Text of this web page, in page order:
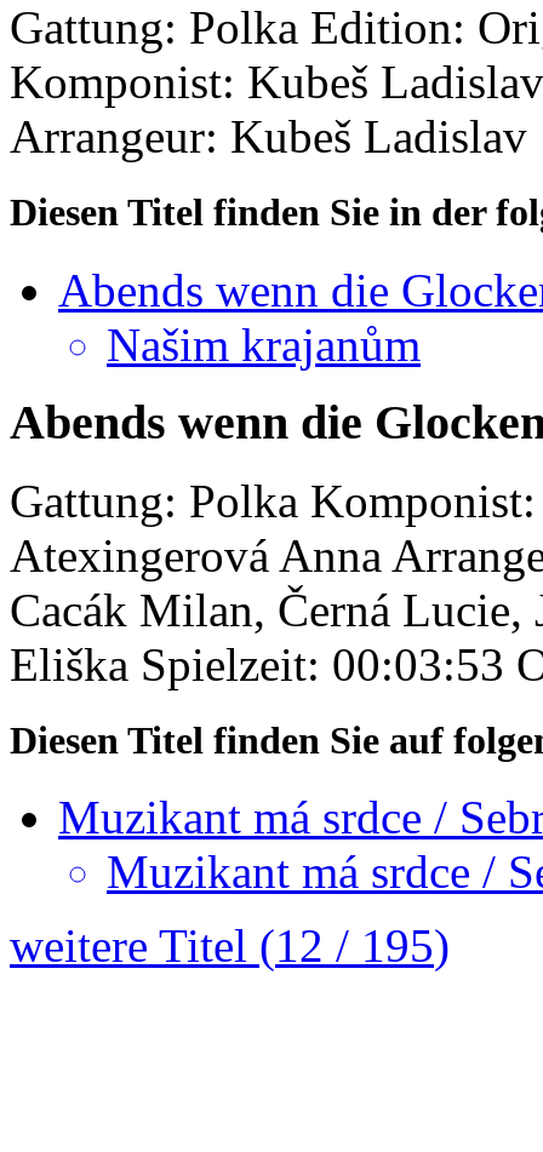
Gattung: Polka Edition:
Komponist: Kubeš Ladislav
Arrangeur: Kubeš Ladislav
Diesen Titel finden Sie in der
Abends wenn die
Našim krajanům
Abends wenn die
Gattung: Polka
Atexingerová Anna
Cacák Milan, Černá Lucie,
Eliška Spielzeit: 00:03:53
Diesen Titel finden Sie auf
Muzikant má srdce /
Muzikant má srdce /
weitere Titel (12 / 195)